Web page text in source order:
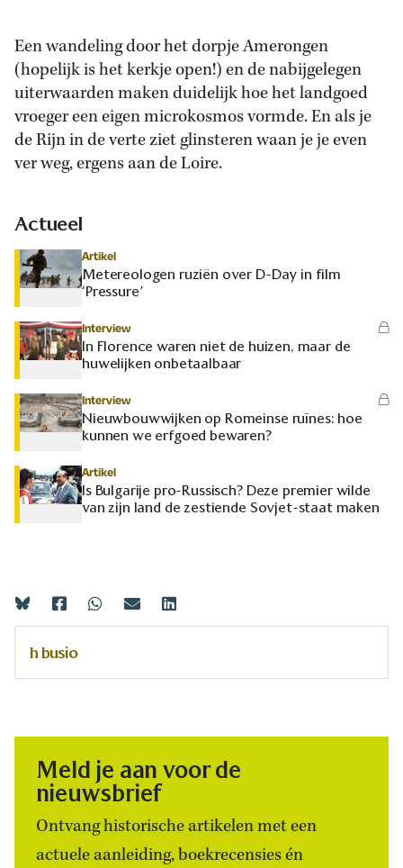
Een wandeling door het dorpje Amerongen
(hopelijk is het kerkje open!) en de nabijgelegen
uiterwaarden maken duidelijk hoe het landgoed
vroeger een eigen microkosmos vormde. En als je
de Rijn in de verte ziet glinsteren waan je je even
ver weg, ergens aan de Loire.
Actueel
Artikel
Metereologen ruziën over D-Day in film
‘Pressure’
Interview
In Florence waren niet de huizen, maar de
huwelijken onbetaalbaar
Interview
Nieuwbouwwijken op Romeinse ruïnes: hoe
kunnen we erfgoed bewaren?
Artikel
Is Bulgarije pro-Russisch? Deze premier wilde
van zijn land de zestiende Sovjet-staat maken
h busio
Meld je aan voor de
nieuwsbrief
Ontvang historische artikelen met een
actuele aanleiding, boekrecensies én